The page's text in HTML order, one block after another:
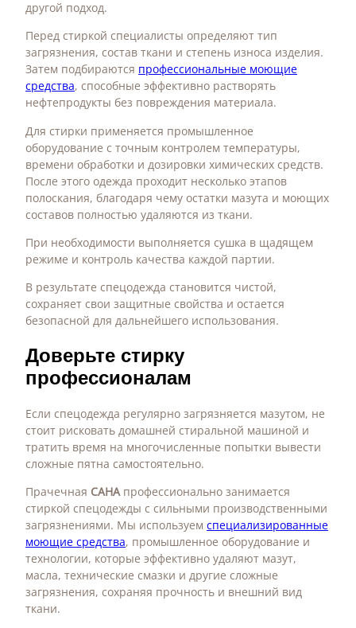
другой подход.
Перед стиркой специалисты определяют тип
загрязнения, состав ткани и степень износа изделия.
Затем подбираются профессиональные моющие
средства, способные эффективно растворять
нефтепродукты без повреждения материала.
Для стирки применяется промышленное
оборудование с точным контролем температуры,
времени обработки и дозировки химических средств.
После этого одежда проходит несколько этапов
полоскания, благодаря чему остатки мазута и моющих
составов полностью удаляются из ткани.
При необходимости выполняется сушка в щадящем
режиме и контроль качества каждой партии.
В результате спецодежда становится чистой,
сохраняет свои защитные свойства и остается
безопасной для дальнейшего использования.
Доверьте стирку
профессионалам
Если спецодежда регулярно загрязняется мазутом, не
стоит рисковать домашней стиральной машиной и
тратить время на многочисленные попытки вывести
сложные пятна самостоятельно.
Прачечная САНАпрофессионально занимается
стиркой спецодежды с сильными производственными
загрязнениями. Мы используем специализированные
моющие средства, промышленное оборудование и
технологии, которые эффективно удаляют мазут,
масла, технические смазки и другие сложные
загрязнения, сохраняя прочность и внешний вид
ткани.